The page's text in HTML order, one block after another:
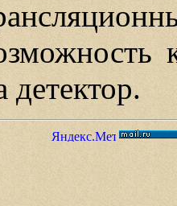
детектор.